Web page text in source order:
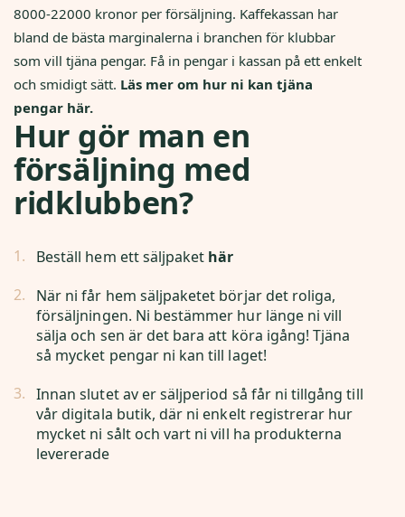
8000-22000 kronor per försäljning. Kaffekassan har
bland de bästa marginalerna i branchen för klubbar
som vill tjäna pengar. Få in pengar i kassan på ett enkelt
och smidigt sätt. Läs mer om hur ni kan tjäna
pengar här.
Hur gör man en
försäljning med
ridklubben?
Beställ hem ett säljpaket här
När ni får hem säljpaketet börjar det roliga,
försäljningen. Ni bestämmer hur länge ni vill
sälja och sen är det bara att köra igång! Tjäna
så mycket pengar ni kan till laget!
Innan slutet av er säljperiod så får ni tillgång till
vår digitala butik, där ni enkelt registrerar hur
mycket ni sålt och vart ni vill ha produkterna
levererade